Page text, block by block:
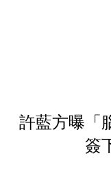
許藍方曝
簽